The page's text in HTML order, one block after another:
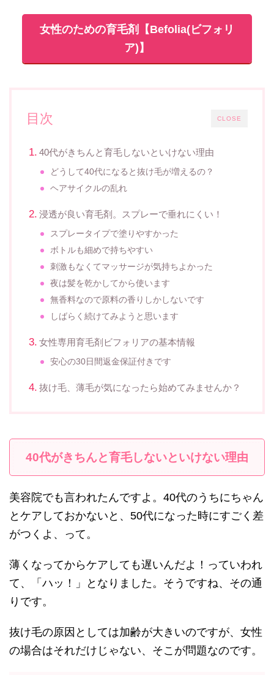
女性のための育毛剤【Befolia(ビフォリ
ア)】
CLOSE
目次
40代がきちんと育毛しないといけない理由
どうして40代になると抜け毛が増えるの？
ヘアサイクルの乱れ
浸透が良い育毛剤。スプレーで垂れにくい！
スプレータイプで塗りやすかった
ボトルも細めで持ちやすい
刺激もなくてマッサージが気持ちよかった
夜は髪を乾かしてから使います
無香料なので原料の香りしかしないです
しばらく続けてみようと思います
女性専用育毛剤ビフォリアの基本情報
安心の30日間返金保証付きです
抜け毛、薄毛が気になったら始めてみませんか？
40代がきちんと育毛しないといけない理由
美容院でも言われたんですよ。40代のうちにちゃん
とケアしておかないと、50代になった時にすごく差
がつくよ、って。
薄くなってからケアしても遅いんだよ！っていわれ
て、「ハッ！」となりました。そうですね、その通
りです。
抜け毛の原因としては加齢が大きいのですが、女性
の場合はそれだけじゃない、そこが問題なのです。